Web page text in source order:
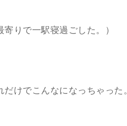
りで一駅寝過ごした。）
けでこんなになっちゃった。